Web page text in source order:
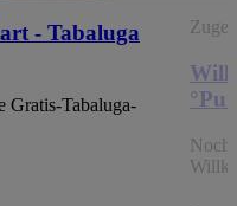
- Tabaluga
Gratis-Tabaluga-
Noch